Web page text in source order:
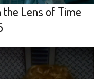
the Lens of Time